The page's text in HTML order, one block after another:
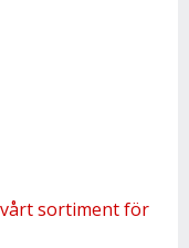
sortiment för